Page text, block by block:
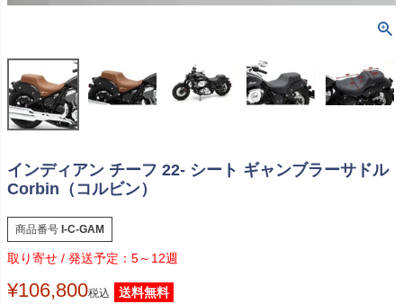
インディアン チーフ 22- シート ギャンブラーサドル
Corbin（コルビン）
商品番号 I-C-GAM
5～12週
¥106,800税込 送料無料